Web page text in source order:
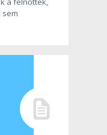
sem